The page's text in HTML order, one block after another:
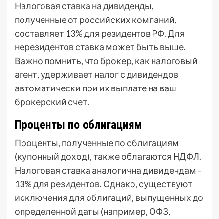
Налоговая ставка на дивиденды,
полученные от российских компаний,
составляет 13% для резидентов РФ. Для
нерезидентов ставка может быть выше.
Важно помнить, что брокер, как налоговый
агент, удерживает налог с дивидендов
автоматически при их выплате на ваш
брокерский счет.
Проценты по облигациям
Проценты, полученные по облигациям
(купонный доход), также облагаются НДФЛ.
Налоговая ставка аналогична дивидендам –
13% для резидентов. Однако, существуют
исключения для облигаций, выпущенных до
определенной даты (например, ОФЗ,